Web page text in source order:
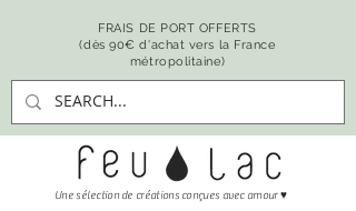
Une sélection de créations conçues avec amour♥
FRAIS DE PORT OFFERTS
(dès 90€ d'achat vers la France
métropolitaine)